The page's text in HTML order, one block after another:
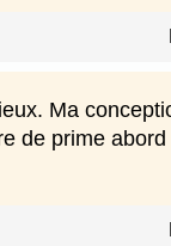
Ma
de prime